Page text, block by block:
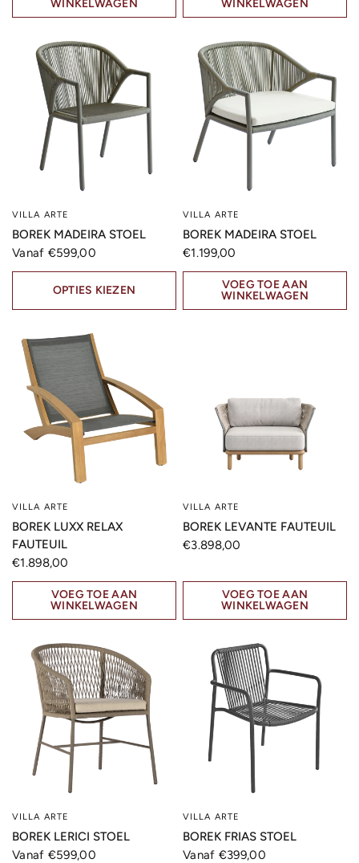
WINKELWAGEN WINKELWAGEN
VILLA ARTE
BOREK MADEIRA STOEL
Vanaf €599,00
OPTIES KIEZEN
VILLA ARTE
BOREK MADEIRA STOEL
€1.199,00
VOEG TOE AAN
WINKELWAGEN
VILLA ARTE
BOREK LUXX RELAX
FAUTEUIL
€1.898,00
VOEG TOE AAN
WINKELWAGEN
VILLA ARTE
BOREK LEVANTE FAUTEUIL
€3.898,00
VOEG TOE AAN
WINKELWAGEN
VILLA ARTE
BOREK LERICI STOEL
Vanaf €599,00
VILLA ARTE
BOREK FRIAS STOEL
Vanaf €399,00